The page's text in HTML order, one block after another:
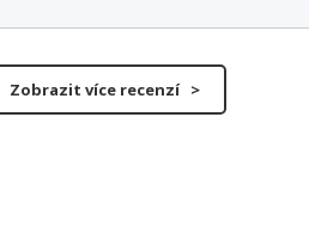
Zobrazit více recenzí >